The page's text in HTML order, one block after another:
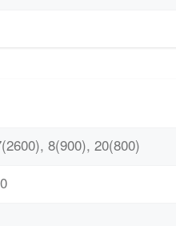
8(900), 20(800)